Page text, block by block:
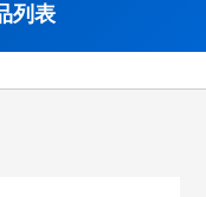
列表